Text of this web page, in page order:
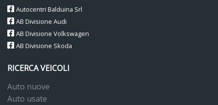
Autocentri Balduina Srl
AB Divisione Audi
AB Divisione Volkswagen
AB Divisione Skoda
RICERCA VEICOLI
Auto nuove
Auto usate